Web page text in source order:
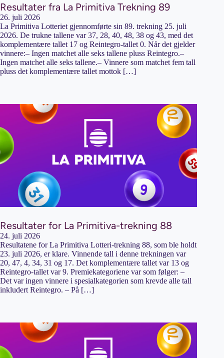
Resultater fra La Primitiva Trekning 89
26. juli 2026
La Primitiva Lotteriet gjennomførte sin 89. trekning 25. juli
2026. De trukne tallene var 37, 28, 40, 48, 38 og 43, med det
komplementære tallet 17 og Reintegro-tallet 0. Når det gjelder
vinnere:– Ingen matchet alle seks tallene pluss Reintegro.–
Ingen matchet alle seks tallene.– Vinnere som matchet fem tall
pluss det komplementære tallet mottok […]
Resultater for La Primitiva-trekning 88
24. juli 2026
Resultatene for La Primitiva Lotteri-trekning 88, som ble holdt
23. juli 2026, er klare. Vinnende tall i denne trekningen var
20, 47, 4, 34, 31 og 17. Det komplementære tallet var 13 og
Reintegro-tallet var 9. Premiekategoriene var som følger: –
Det var ingen vinnere i spesialkategorien som krevde alle tall
inkludert Reintegro. – På […]